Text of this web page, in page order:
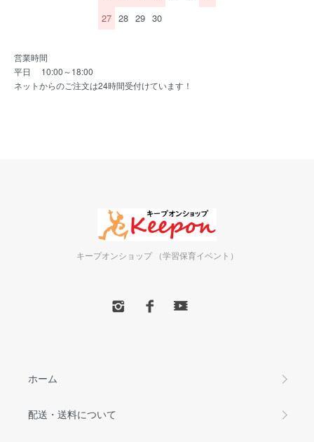
27 28 29 30
営業時間
平日 10:00～18:00
ネットからのご注文は24時間受付けています！
キープオンショップ （学習保育イベント）
ホーム
配送・送料について